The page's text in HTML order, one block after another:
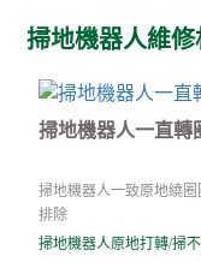
掃地機器人維
掃地機器人一直轉
掃地機器人一致原地繞
排除
掃地機器人原地打轉/掃